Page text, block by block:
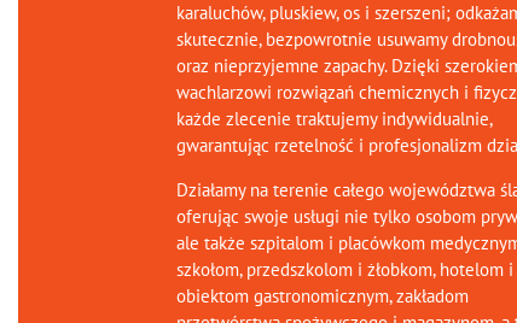
karaluchów, pluskiew, os i szerszeni;
skutecznie, bezpowrotnie usuwamy
oraz nieprzyjemne zapachy. Dzięki
wachlarzowi rozwiązań chemicznych i
każde zlecenie traktujemy indywidualnie,
gwarantując rzetelność i profesjonalizm
Działamy na terenie całego województwa
oferując swoje usługi nie tylko osobom
ale także szpitalom i placówkom
szkołom, przedszkolom i żłobkom, hotelom i
obiektom gastronomicznym, zakładom